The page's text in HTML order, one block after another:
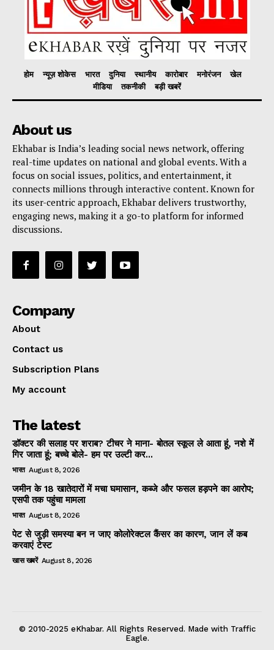
होम न्यूज़ शोकेस भारत दुनिया स्थानीय कारोबार मनोरंजन
खेल
मीडिया
तकनीकी बड़ी खबरें
About us
Ekhabar is India’s leading social news network, offering
real-time updates on national and global events. With a
focus on social issues, politics, and entertainment, it
connects millions through interactive content. Known for
its user-centric approach, Ekhabar delivers trustworthy,
engaging news, making it a go-to platform for informed
discussions.
Company
About
Contact us
Subscription Plans
My account
The latest
डॉक्टर की सलाह पर शराब? टीचर ने माना- बोतल स्कूल ले आता हूं, नशे में
गिर जाता हूं; बच्चे बोले- हम पर उल्टी कर...
भारत August 8, 2026
जमीन के 18 खातेदारों में मचा घमासान, कब्जे और फसल हड़पने का आरोप;
एसपी तक पहुंचा मामला
भारत August 8, 2026
पेट से जुड़ी समस्या बन न जाए कोलोरेक्टल कैंसर का कारण, जान लें कब
करवाएं टेस्ट
खास खबरें August 8, 2026
© 2010-2025 eKhabar. All Rights Reserved. Made with Traffic
Eagle.